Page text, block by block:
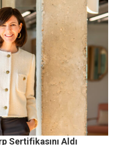
Sertifikasını Aldı